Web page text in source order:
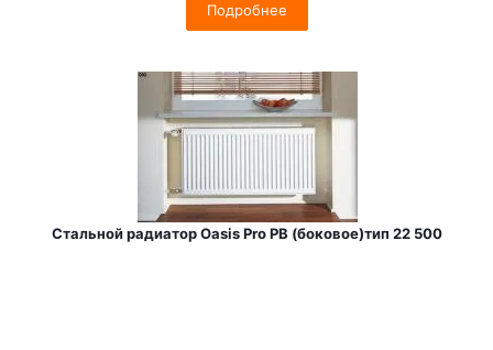
Подробнее
Стальной радиатор Oasis Pro PB (боковое)тип 22 500